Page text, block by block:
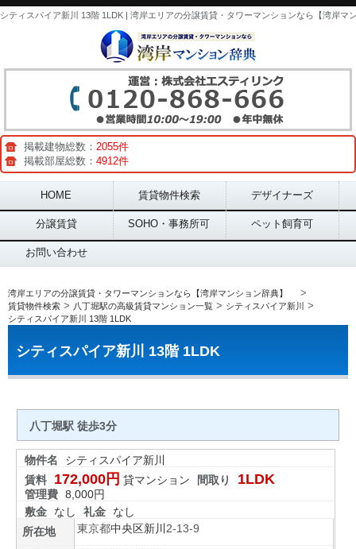
掲載建物総数： 2055件
掲載部屋総数： 4912件
Main menu
HOME 賃貸物件検索 デザイナーズ
分譲賃貸 SOHO・事務所可 ペット飼育可
お問い合わせ
湾岸エリアの分譲賃貸・タワーマンションなら【湾岸マンション辞典】 >
賃貸物件検索 > 八丁堀駅の高級賃貸マンション一覧 > シティスパイア新川 >
シティスパイア新川 13階 1LDK
シティスパイア新川 13階 1LDK
八丁堀駅 徒歩3分
物件名
シティスパイア新川
賃料
172,000円 貸マンション 間取り 1LDK
管理費 8,000円
敷金
なし 礼金
なし
所在地
東京都中央区新川 2-13-9